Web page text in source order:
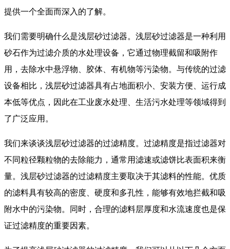
提供一个全面而深入的了解。
我们需要明确什么是浅层砂过滤器。浅层砂过滤器是一种利用
砂石作为过滤介质的水处理设备，它通过物理截留和吸附作
用，去除水中悬浮物、胶体、有机物等污染物。与传统的过滤
设备相比，浅层砂过滤器具有占地面积小、安装方便、运行成
本低等优点，因此在工业废水处理、生活污水处理等领域得到
了广泛应用。
我们来谈谈浅层砂过滤器的过滤精度。过滤精度是指过滤器对
不同粒径颗粒物的去除能力，通常用滤速或滤饼比表面积来衡
量。浅层砂过滤器的过滤精度主要取决于其滤料的性能。优质
的滤料具有较高的密度、硬度和多孔性，能够有效地拦截和吸
附水中的污染物。同时，合理的滤料层厚度和水流速度也是保
证过滤精度的重要因素。